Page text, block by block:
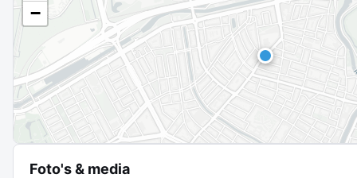
−
Foto's & media